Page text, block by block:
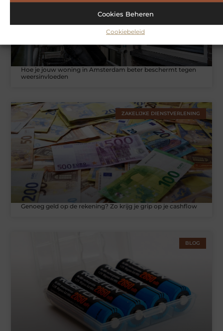
Cookies Beheren
Cookiebeleid
Hoe je jouw woning in Amsterdam beter beschermt tegen
weersinvloeden
ZAKELIJKE DIENSTVERLENING
Genoeg geld op de rekening? Zo krijg je grip op je cashflow
BLOG